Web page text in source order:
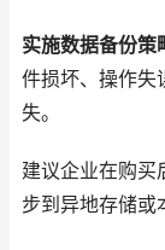
实施数据备份策
件损坏、操作失
失。
建议企业在购买
步到异地存储或